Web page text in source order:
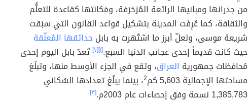
من جدرانها ومبانيها الرائعة المُزخرَفة، ومَكانتها كقاعدة للتعلُّم
والثقافة، كما عُرِفَت المدينة بتشكيل قواعد القانون التي سَبَقت
شريعة موسى، ولعلّ أبرز ما اشتُهرت به بابلحدائقها المُعلّقة
حيث كانت قديماً إحدى عجائب الدنيا السبع.[١] [٢] تُعدّ بابل اليوم إحدى
مُحافظات جمهورية العراق، وتقع في الجزء الأوسط منها، وتبلُغ
مساحتها الإجمالية 5,603 كم
2، بينما يبلُغ تعدادها السُكاني
1,385,783 نسمة وفق إحصاءات عام 2003م.
[٣]